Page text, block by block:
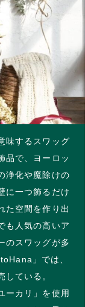
味するスワッグ
品で、ヨーロッ
浄化や魔除けの
に一つ飾るだけ
た空間を作り出
も人気の高いア
のスワッグが多
」では、
している。
ーカリ」を使用